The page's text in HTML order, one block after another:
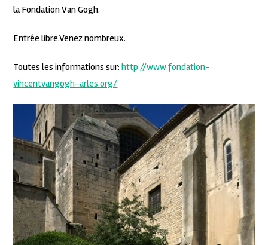
la Fondation Van Gogh.
Entrée libre.Venez nombreux.
Toutes les informations sur:http://www.fondation-
vincentvangogh-arles.org/